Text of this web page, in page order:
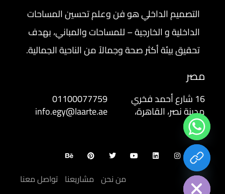
التصميم الداخلي هو فن وعلم تحسين المساحات
الداخلية و الخارجية – للمساحات والمباني، بهدف
تحقيق بيئة أكثر صحة وجمالاً من الناحية الجمالية.
مصر
16 شارع أحمد فخري
مدينة نصر، القاهرة،
مصر
01100077759
info.egy@laarte.ae
من نحن مشاريعنا تواصل معنا
Hide
chaty